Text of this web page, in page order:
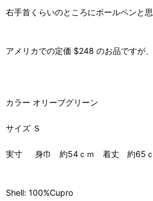
右手首くらいのところにボールペンと
アメリカでの定価 $248 のお品ですが、
カラー オリーブグリーン
サイズ Ｓ
実寸 身巾 約54ｃｍ 着丈 約65
Shell: 100%Cupro